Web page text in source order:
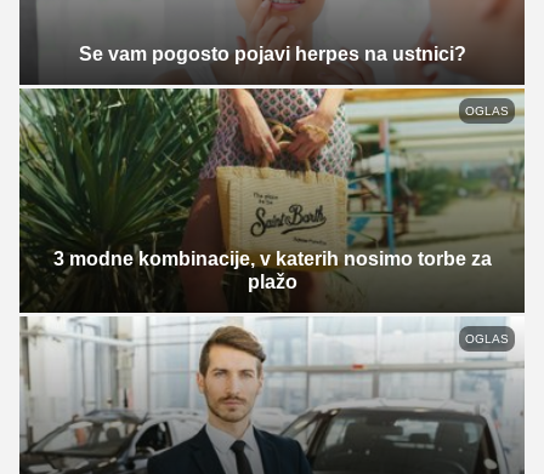
Se vam pogosto pojavi herpes na ustnici?
OGLAS
3 modne kombinacije, v katerih nosimo torbe za
plažo
OGLAS